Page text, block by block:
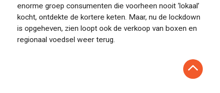
enorme groep consumenten die voorheen nooit ‘lokaal’
kocht, ontdekte de kortere keten. Maar, nu de lockdown
is opgeheven, zien loopt ook de verkoop van boxen en
regionaal voedsel weer terug.